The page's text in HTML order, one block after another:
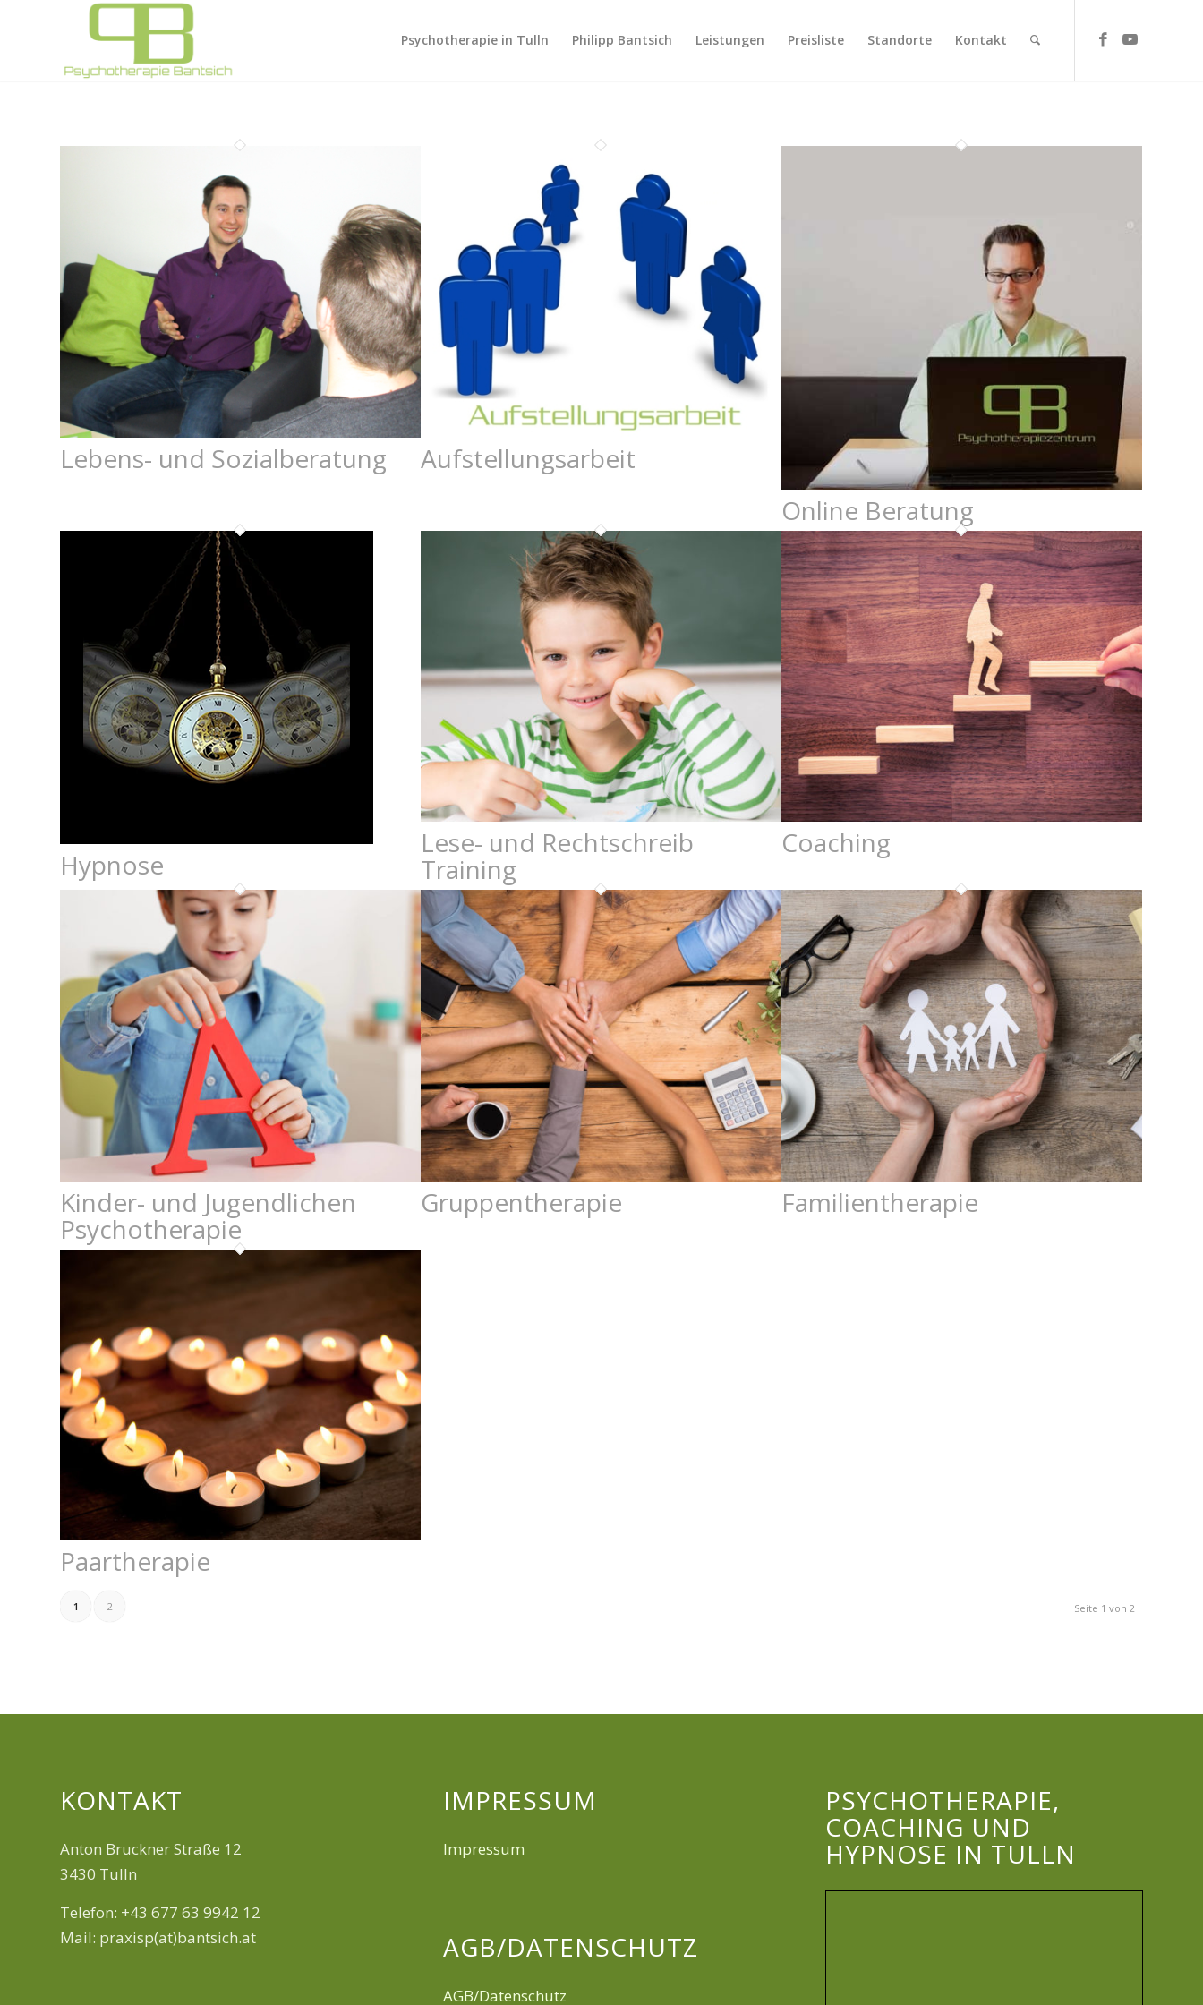
Psychotherapie in Tulln Philipp Bantsich Leistungen Preisliste Standorte Kontakt
Lebens- und Sozialberatung
Aufstellungsarbeit
Online Beratung
Hypnose
Lese- und Rechtschreib
Training
Coaching
Kinder- und Jugendlichen
Psychotherapie
Gruppentherapie Familientherapie
Paartherapie
Seite 1 von 2
1 2
KONTAKT
Anton Bruckner Straße 12
3430 Tulln
Telefon: +43 677 63 9942 12
Mail: praxisp(at)bantsich.at
IMPRESSUM
Impressum
AGB/DATENSCHUTZ
AGB/Datenschutz
PSYCHOTHERAPIE,
COACHING UND
HYPNOSE IN TULLN